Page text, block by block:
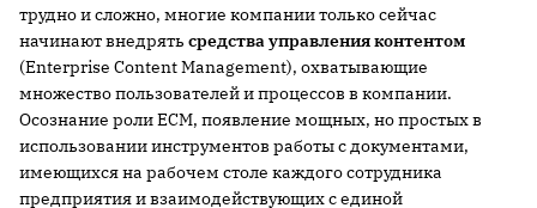
трудно и сложно, многие компании только сейчас
начинают внедрять средства управления контентом
(Enterprise Content Management), охватывающие
множество пользователей и процессов в компании.
Осознание роли ECM, появление мощных, но простых в
использовании инструментов работы с документами,
имеющихся на рабочем столе каждого сотрудника
предприятия и взаимодействующих с единой